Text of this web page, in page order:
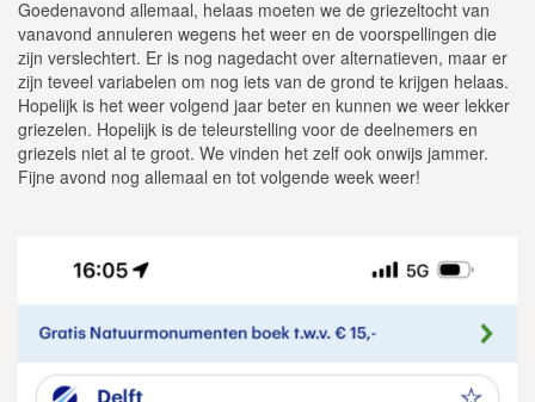
Goedenavond allemaal, helaas moeten we de griezeltocht van
vanavond annuleren wegens het weer en de voorspellingen die
zijn verslechtert. Er is nog nagedacht over alternatieven, maar er
zijn teveel variabelen om nog iets van de grond te krijgen helaas.
Hopelijk is het weer volgend jaar beter en kunnen we weer lekker
griezelen. Hopelijk is de teleurstelling voor de deelnemers en
griezels niet al te groot. We vinden het zelf ook onwijs jammer.
Fijne avond nog allemaal en tot volgende week weer!